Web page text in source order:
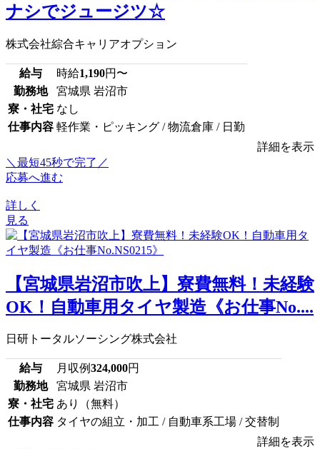
ナシでジュージツ☆
株式会社綜合キャリアオプション
給与 時給1,190円〜
勤務地
宮城県 岩沼市
寮・社宅 なし
仕事内容 軽作業・ピッキング / 物流倉庫 / 日勤
詳細を表示
＼最短45秒で完了／
応募へ進む
詳しく
見る
【宮城県岩沼市吹上】寮費無料！未経験
OK！自動車用タイヤ製造《お仕事No....
日研トータルソーシング株式会社
給与 月収例324,000円
勤務地
宮城県 岩沼市
寮・社宅 あり（無料）
仕事内容 タイヤの組立・加工 / 自動車系工場 / 交替制
詳細を表示